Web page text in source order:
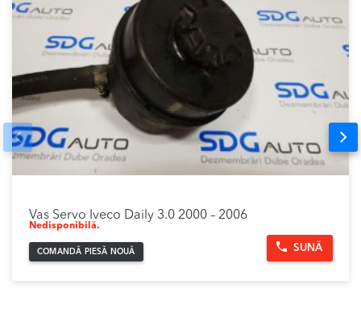
Vas Servo Iveco Daily 3.0 2000 – 2006
Nedisponibilă.
COMANDĂ PIESĂ NOUĂ SUNĂ
Prev